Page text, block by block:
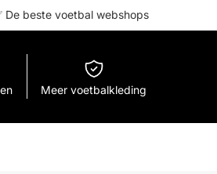
De beste voetbal webshops
Meer voetbalkleding